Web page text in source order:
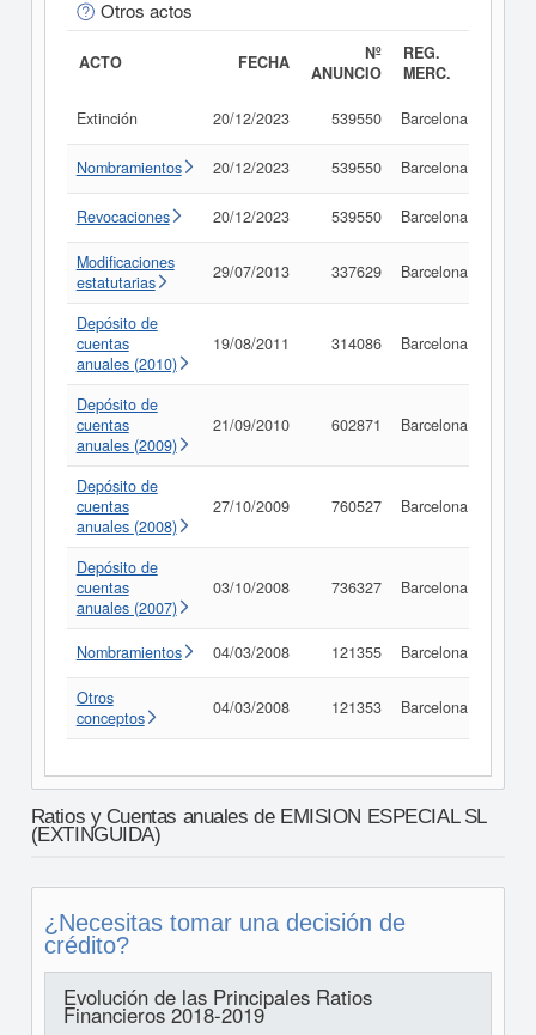
Otros actos
ACTO FECHA
Nº
ANUNCIO
REG.
MERC.
Extinción 20/12/2023 539550 Barcelona
Nombramientos 20/12/2023 539550 Barcelona
Revocaciones 20/12/2023 539550 Barcelona
Modificaciones
estatutarias
29/07/2013 337629 Barcelona
Depósito de
cuentas
anuales (2010)
19/08/2011 314086 Barcelona
Depósito de
cuentas
anuales (2009)
21/09/2010 602871 Barcelona
Depósito de
cuentas
anuales (2008)
27/10/2009 760527 Barcelona
Depósito de
cuentas
anuales (2007)
03/10/2008 736327 Barcelona
Nombramientos 04/03/2008 121355 Barcelona
Otros
conceptos
04/03/2008 121353 Barcelona
Ratios y Cuentas anuales de EMISION ESPECIAL SL
(EXTINGUIDA)
¿Necesitas tomar una decisión de
crédito?
Evolución de las Principales Ratios
Financieros 2018-2019